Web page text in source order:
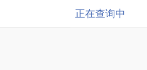
正在查询中